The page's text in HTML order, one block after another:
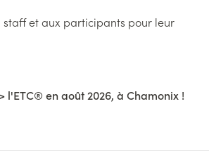
et aux participants pour leur
l'ETC® en août 2026, à Chamonix !